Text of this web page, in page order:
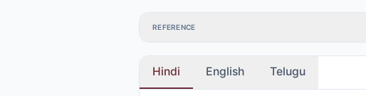
REFERENCE
Hindi English Telugu